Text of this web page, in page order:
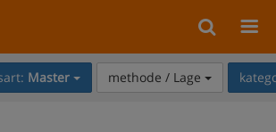
Master methode / Lage